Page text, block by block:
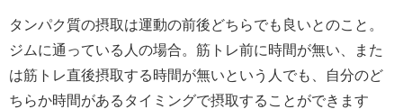
タンパク質の摂取は運動の前後どちらでも良いとのこと。
ジムに通っている人の場合。筋トレ前に時間が無い、また
は筋トレ直後摂取する時間が無いという人でも、自分のど
ちらか時間があるタイミングで摂取することができます